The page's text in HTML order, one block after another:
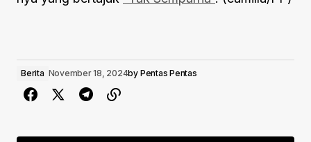
Berita November 18, 2024by Pentas Pentas